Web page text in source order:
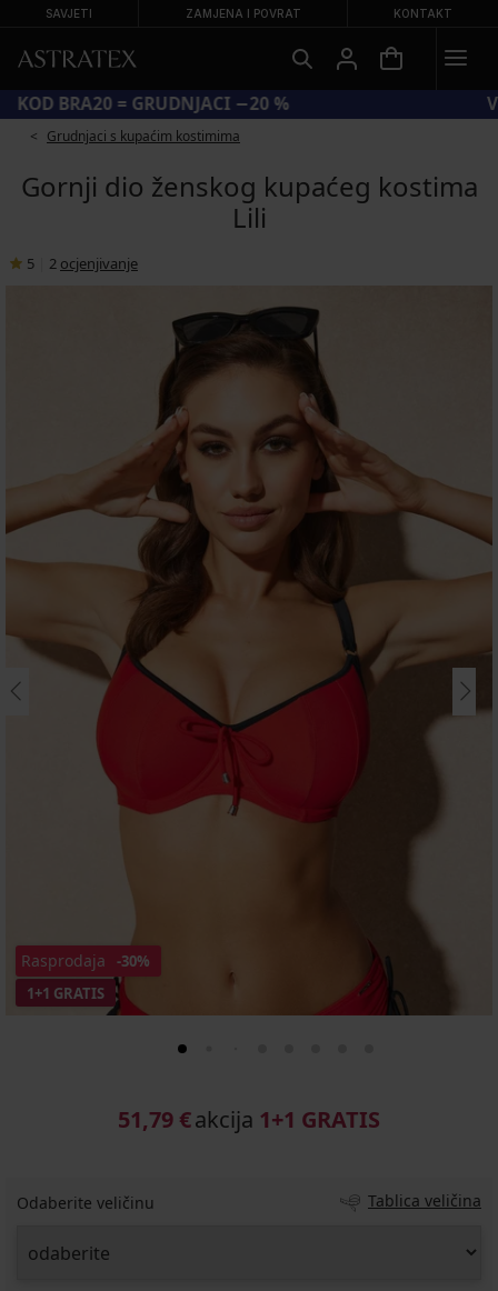
SAVJETI ZAMJENA I POVRAT KONTAKT
KOD BRA20 = GRUDNJACI −20 %
Grudnjaci s kupaćim kostimima
Gornji dio ženskog kupaćeg kostima
Lili
5 2 ocjenjivanje
1+1 GRATIS
Rasprodaja -30%
51,79 €akcija 1+1 GRATIS
Odaberite veličinu Tablica veličina